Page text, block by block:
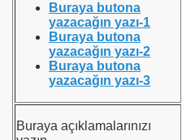
Buraya butona
yazacağın yazı-1
Buraya butona
yazacağın yazı-2
Buraya butona
yazacağın yazı-3
Buraya açıklamalarınızı